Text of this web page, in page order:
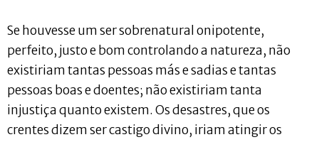
Se houvesse um ser sobrenatural onipotente,
perfeito, justo e bom controlando a natureza, não
existiriam tantas pessoas más e sadias e tantas
pessoas boas e doentes; não existiriam tanta
injustiça quanto existem. Os desastres, que os
crentes dizem ser castigo divino, iriam atingir os